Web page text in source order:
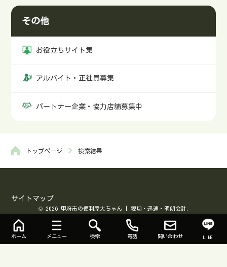
その他
お役立ちサイト集
アルバイト・正社員募集
パートナー企業・協力店舗募集中
トップページ 検索結果
サイトマップ
© 2026 甲府市の便利屋大ちゃん | 親切・迅速・明朗会計.
ホーム メニュー 検索 電話 問い合わせ LINE